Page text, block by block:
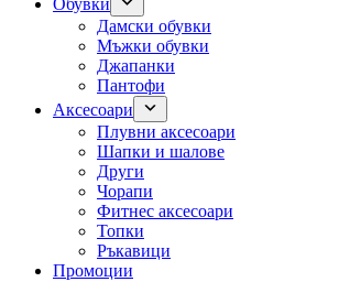
Обувки
Дамски обувки
Мъжки обувки
Джапанки
Пантофи
Аксесоари
Плувни аксесоари
Шапки и шалове
Други
Чорапи
Фитнес аксесоари
Топки
Ръкавици
Промоции